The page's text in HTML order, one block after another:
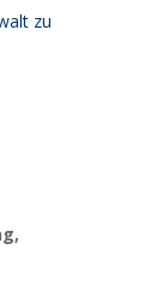
zu